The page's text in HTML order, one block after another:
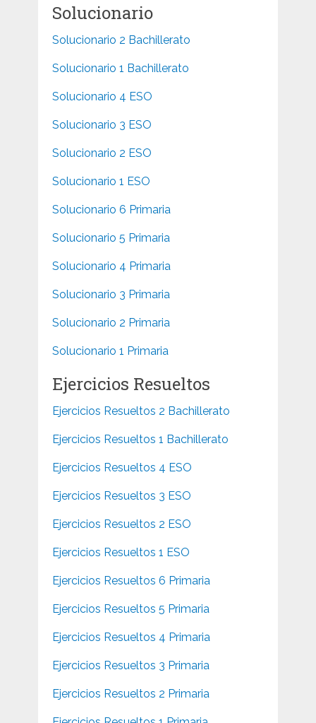
Solucionario
Solucionario 2 Bachillerato
Solucionario 1 Bachillerato
Solucionario 4 ESO
Solucionario 3 ESO
Solucionario 2 ESO
Solucionario 1 ESO
Solucionario 6 Primaria
Solucionario 5 Primaria
Solucionario 4 Primaria
Solucionario 3 Primaria
Solucionario 2 Primaria
Solucionario 1 Primaria
Ejercicios Resueltos
Ejercicios Resueltos 2 Bachillerato
Ejercicios Resueltos 1 Bachillerato
Ejercicios Resueltos 4 ESO
Ejercicios Resueltos 3 ESO
Ejercicios Resueltos 2 ESO
Ejercicios Resueltos 1 ESO
Ejercicios Resueltos 6 Primaria
Ejercicios Resueltos 5 Primaria
Ejercicios Resueltos 4 Primaria
Ejercicios Resueltos 3 Primaria
Ejercicios Resueltos 2 Primaria